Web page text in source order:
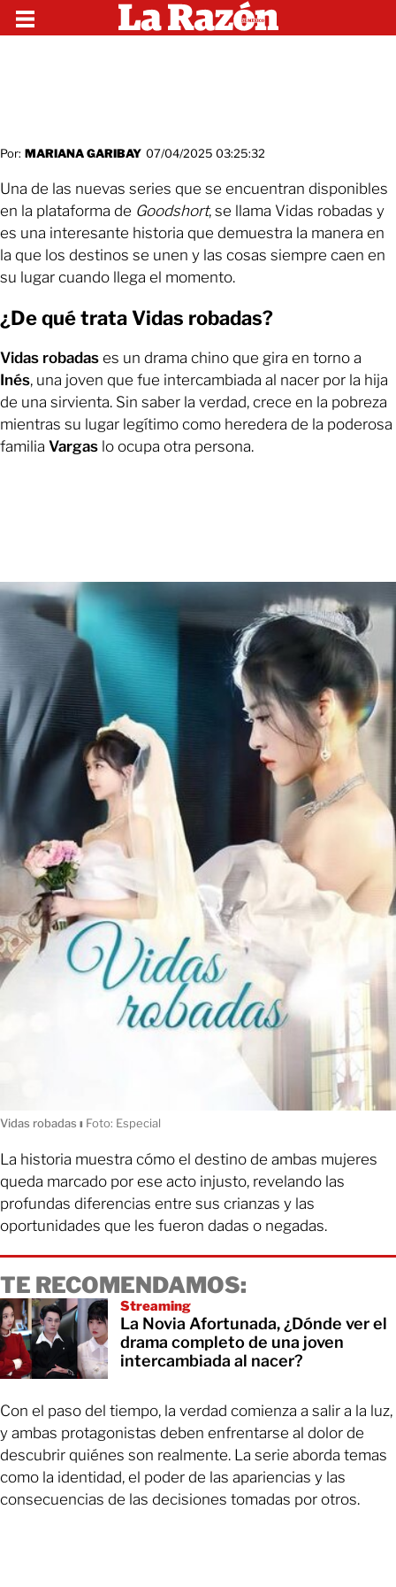
Por: MARIANA GARIBAY 07/04/2025 03:25:32
Una de las nuevas series que se encuentran disponibles
en la plataforma de Goodshort, se llama Vidas robadas y
es una interesante historia que demuestra la manera en
la que los destinos se unen y las cosas siempre caen en
su lugar cuando llega el momento.
¿De qué trata Vidas robadas?
Vidas robadas es un drama chino que gira en torno a
Inés, una joven que fue intercambiada al nacer por la hija
de una sirvienta. Sin saber la verdad, crece en la pobreza
mientras su lugar legítimo como heredera de la poderosa
familia Vargas lo ocupa otra persona.
Vidas robadas ı Foto: Especial
La historia muestra cómo el destino de ambas mujeres
queda marcado por ese acto injusto, revelando las
profundas diferencias entre sus crianzas y las
oportunidades que les fueron dadas o negadas.
TE RECOMENDAMOS:
Streaming
La Novia Afortunada, ¿Dónde ver el
drama completo de una joven
intercambiada al nacer?
Con el paso del tiempo, la verdad comienza a salir a la luz,
y ambas protagonistas deben enfrentarse al dolor de
descubrir quiénes son realmente. La serie aborda temas
como la identidad, el poder de las apariencias y las
consecuencias de las decisiones tomadas por otros.